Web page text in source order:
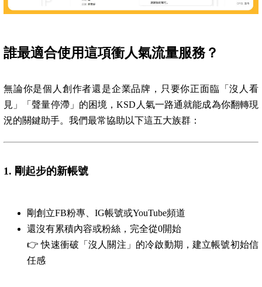
誰最適合使用這項衝人氣流量服務？
無論你是個人創作者還是企業品牌，只要你正面臨「沒人看
見」「聲量停滯」的困境，KSD人氣一路通就能成為你翻轉現
況的關鍵助手。我們最常協助以下這五大族群：
1. 剛起步的新帳號
剛創立FB粉專、IG帳號或YouTube頻道
還沒有累積內容或粉絲，完全從0開始
👉 快速衝破「沒人關注」的冷啟動期，建立帳號初始信
任感